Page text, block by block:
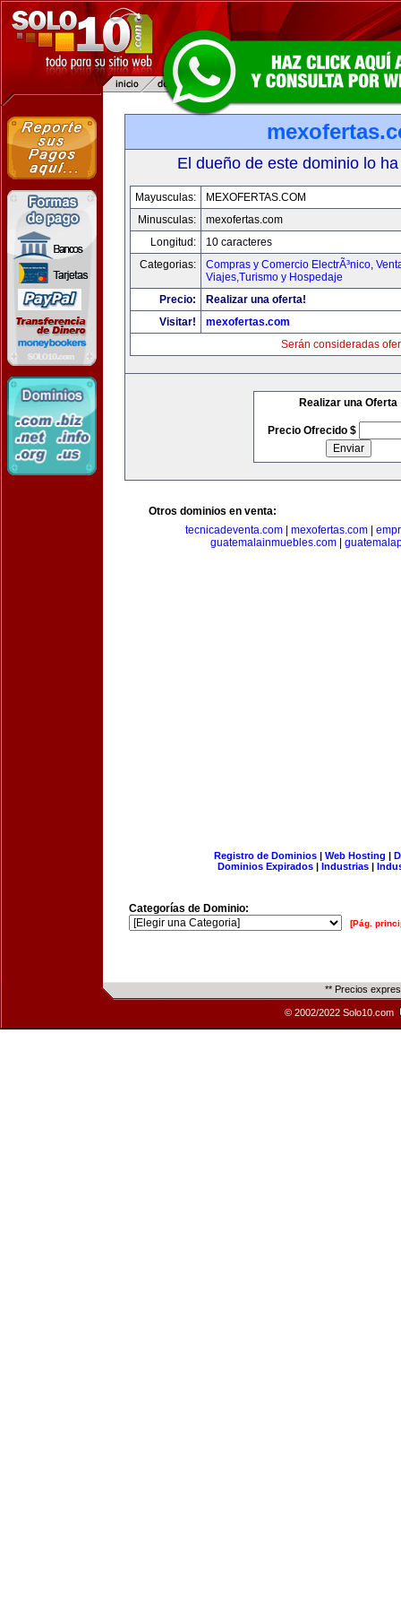
El dueño de este dominio lo
Mayusculas:
MEXOFERTAS.COM
Minusculas:
mexofertas.com
Longitud:
10 caracteres
Categorias:
Compras y Comercio ElectrÃ³nico,
Viajes,Turismo y Hospedaje
Precio:
Realizar una oferta!
Visitar!
mexofertas.com
Serán consideradas
Realizar una Oferta
Precio Ofrecido $
Otros dominios en venta:
tecnicadeventa.com
mexofertas.com
guatemalainmuebles.com|
Registro de Dominios| Web Hosting |
Dominios Expirados | Industrias |
Categorías de Dominio:
[Pág.
** Precios
© 2002/2022 Solo10.com